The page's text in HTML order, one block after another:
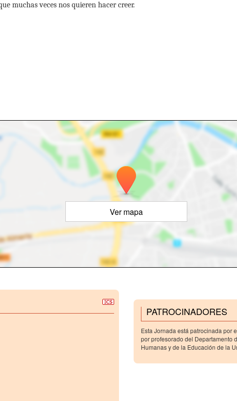
muchas veces nos quieren hacer creer.
Ver mapa
PATROCINADORES
Esta Jornada está patrocinada por
por profesorado del Departamento
Humanas y de la Educación de la